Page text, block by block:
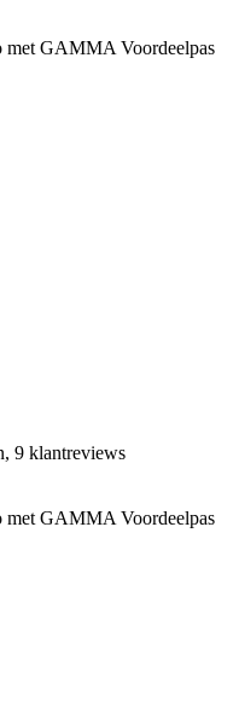
met GAMMA Voordeelpas
9 klantreviews
met GAMMA Voordeelpas